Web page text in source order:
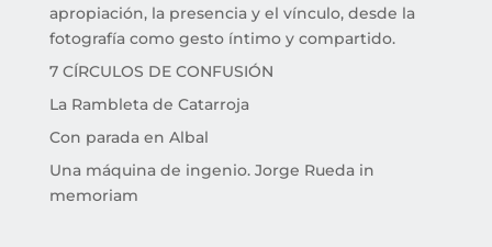
apropiación, la presencia y el vínculo, desde la
fotografía como gesto íntimo y compartido.
7 CÍRCULOS DE CONFUSIÓN
La Rambleta de Catarroja
Con parada en Albal
Una máquina de ingenio. Jorge Rueda in
memoriam